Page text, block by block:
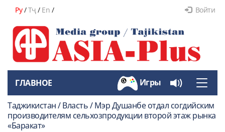
Ру/Тҷ/ En / Войти
Toggle
ГЛАВНОЕ Игры
Таджикистан / Власть / Мэр Душанбе отдал согдийским
производителям сельхозпродукции второй этаж рынка
«Баракат»